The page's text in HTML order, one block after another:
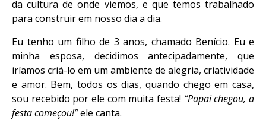
da cultura de onde viemos, e que temos trabalhado
para construir em nosso dia a dia.
Eu tenho um filho de 3 anos, chamado Benício. Eu e
minha esposa, decidimos antecipadamente, que
iríamos criá-lo em um ambiente de alegria, criatividade
e amor. Bem, todos os dias, quando chego em casa,
sou recebido por ele com muita festa! “Papai chegou, a
festa começou!”ele canta.